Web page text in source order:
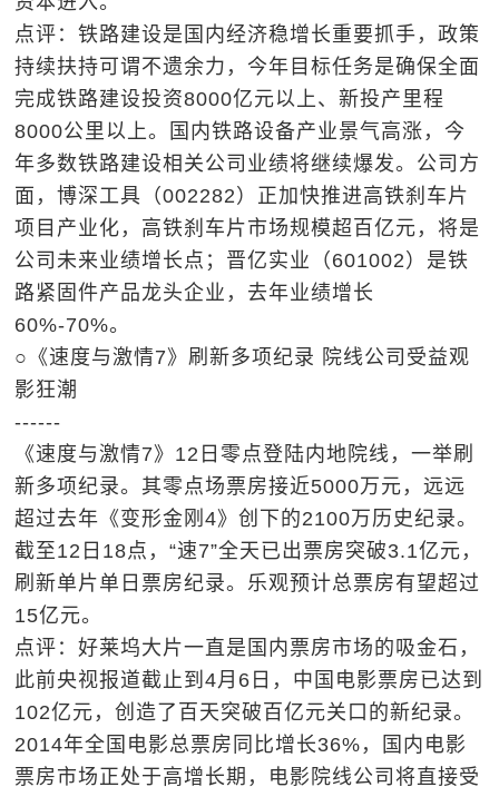
点评：铁路建设是国内经济稳增长重要抓手，政策
持续扶持可谓不遗余力，今年目标任务是确保全面
完成铁路建设投资8000亿元以上、新投产里程
8000公里以上。国内铁路设备产业景气高涨，今
年多数铁路建设相关公司业绩将继续爆发。公司方
面，博深工具（002282）正加快推进高铁刹车片
项目产业化，高铁刹车片市场规模超百亿元，将是
公司未来业绩增长点；晋亿实业（601002）是铁
路紧固件产品龙头企业，去年业绩增长
60%-70%。
○《速度与激情7》刷新多项纪录 院线公司受益观
影狂潮
------
《速度与激情7》12日零点登陆内地院线，一举刷
新多项纪录。其零点场票房接近5000万元，远远
超过去年《变形金刚4》创下的2100万历史纪录。
截至12日18点，“速7”全天已出票房突破3.1亿元，
刷新单片单日票房纪录。乐观预计总票房有望超过
15亿元。
点评：好莱坞大片一直是国内票房市场的吸金石，
此前央视报道截止到4月6日，中国电影票房已达到
102亿元，创造了百天突破百亿元关口的新纪录。
2014年全国电影总票房同比增长36%，国内电影
票房市场正处于高增长期，电影院线公司将直接受